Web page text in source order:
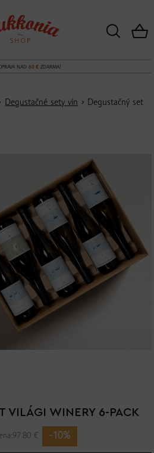
NAD 60 €ZDARMA!
Degustačné sety vín › Degustačný set
VILÁGI WINERY 6-PACK
97.80 € -10%